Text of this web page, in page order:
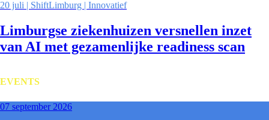
20 juli | ShiftLimburg | Innovatief
Limburgse ziekenhuizen versnellen inzet
van AI met gezamenlijke readiness scan
EVENTS
07 september 2026